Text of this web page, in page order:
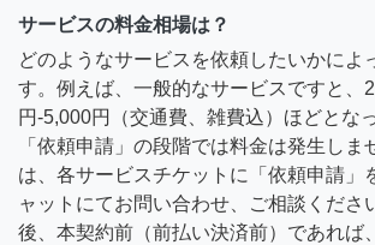
サービスの料金相場は？
どのようなサービスを依頼したいかによ
す。例えば、一般的なサービスですと、
円-5,000円（交通費、雑費込）ほどとな
「依頼申請」の段階では料金は発生しま
は、各サービスチケットに「依頼申請」
ャットにてお問い合わせ、ご相談くだ
後、本契約前（前払い決済前）であれば